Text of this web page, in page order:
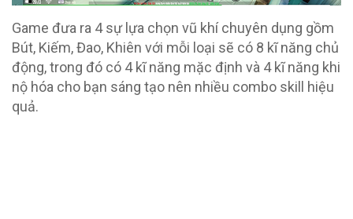
Game đưa ra 4 sự lựa chọn vũ khí chuyên dụng gồm
Bút, Kiếm, Đao, Khiên với mỗi loại sẽ có 8 kĩ năng chủ
động, trong đó có 4 kĩ năng mặc định và 4 kĩ năng khi
nộ hóa cho bạn sáng tạo nên nhiều combo skill hiệu
quả.